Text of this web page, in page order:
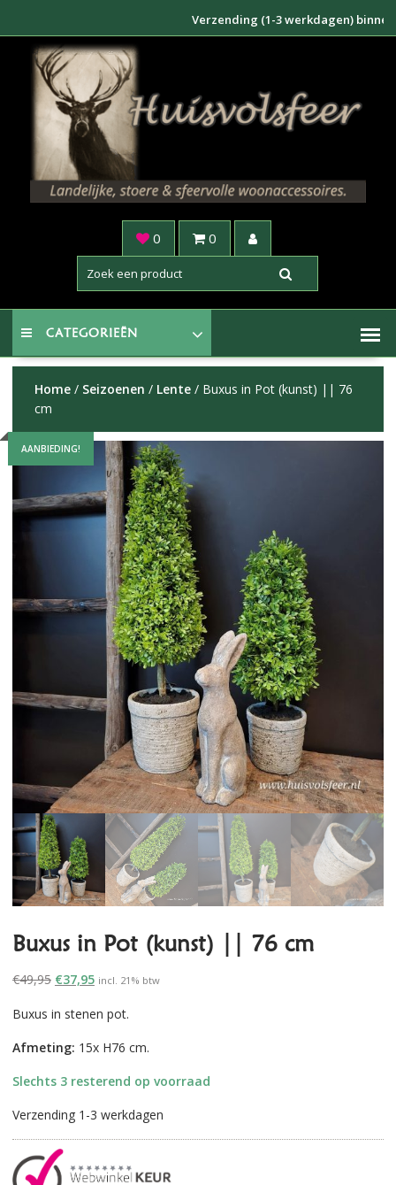
inhoud
Verzending (1-3 werkdagen) binnen
0 0
CATEGORIEËN
Home/ Seizoenen / Lente/ Buxus in Pot (kunst) || 76
cm
AANBIEDING!
Buxus in Pot (kunst) || 76 cm
€49,95 Oorspronkelijke
was:
€37,95Huidige
is:
incl. 21% btw
Buxus in stenen pot.
Afmeting: 15x H76 cm.
Slechts 3 resterend op voorraad
Verzending 1-3 werkdagen